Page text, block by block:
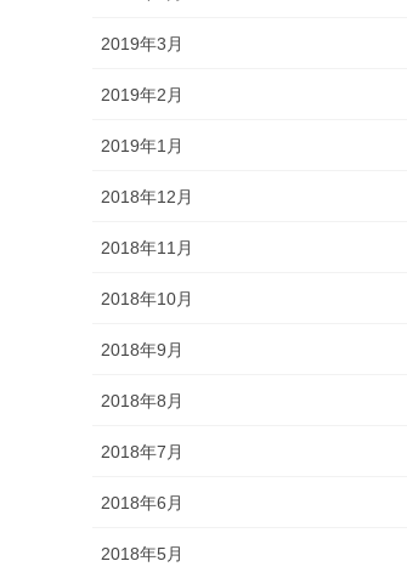
2019年3月
2019年2月
2019年1月
2018年12月
2018年11月
2018年10月
2018年9月
2018年8月
2018年7月
2018年6月
2018年5月